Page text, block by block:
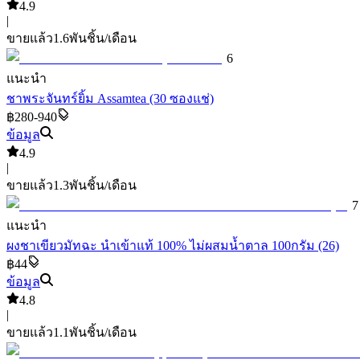
4.9
|
ขายแล้ว1.6พันชิ้น/เดือน
6
แนะนำ
ชาพระจันทร์ยิ้ม Assamtea (30 ซองแช่)
฿280-940
ข้อมูล
4.9
|
ขายแล้ว1.3พันชิ้น/เดือน
7
แนะนำ
ผงชาเขียวมัทฉะ นำเข้าแท้ 100% ไม่ผสมน้ำตาล 100กรัม (26)
฿44
ข้อมูล
4.8
|
ขายแล้ว1.1พันชิ้น/เดือน